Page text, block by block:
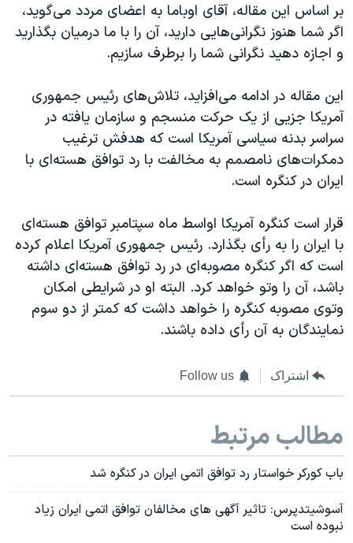
بر اساس اين مقاله، آقای اوباما به اعضای مردد می‌گويد،
اگر شما هنوز نگرانی‌هايی داريد، آن را با ما درميان بگذاريد
و اجازه دهيد نگرانی شما را برطرف سازيم.
اين مقاله در ادامه می‌افزايد، تلاش‌های رئيس جمهوری
آمريکا جزيی از يک حرکت منسجم و سازمان يافته در
سراسر بدنه سياسی آمريکا است که هدفش ترغيب
دمکرات‌های نامصمم به مخالفت با رد توافق هسته‌ای با
ایران در کنگره است.
قرار است کنگره آمریکا اواسط ماه سپتامبر توافق هسته‌ای
با ایران را به رأی بگذارد. رئیس جمهوری آمریکا اعلام کرده
است که اگر کنگره مصوبه‌ای در رد توافق هسته‌ای داشته
باشد، آن را وتو خواهد کرد. البته او در شرایطی امکان
وتوی مصوبه کنگره را خواهد داشت که کمتر از دو سوم
نمایندگان به آن رأی داده باشند.
اشتراک Follow us
مطالب مرتبط
باب کورکر خواستار رد توافق اتمی ایران در کنگره شد
آسوشیتدپرس: تاثیر آگهی های مخالفان توافق اتمی ایران زیاد
نبوده است